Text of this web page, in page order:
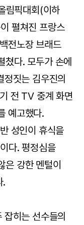
픽대회(이하
펼쳐진 프랑스
전노장 브래드
쳤다. 모두가 손에
짓는 김우진의
전 TV 중계 화면
예고했다.
성인이 휴식을
다. 평정심을
은 강한 멘털이
.
히는 선수들의